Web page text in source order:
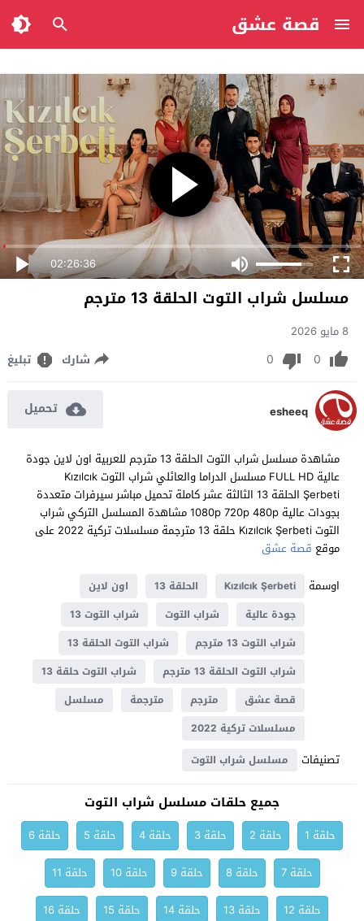
قصة عشق
02:26:36
مسلسل شراب التوت الحلقة 13 مترجم
8 مايو 2026
0
0 شارك تبليغ
esheeq تحميل
مشاهدة مسلسل شراب التوت الحلقة 13 مترجم للعربية اون لاين جودة
عالية FULL HD مسلسل الدراما والعائلي شراب التوت Kızılcık
Şerbeti الحلقة 13 الثالثة عشر كاملة تحميل مباشر سيرفرات متعددة
بجودات عالية 1080p 720p 480p مشاهدة المسلسل التركي شراب
التوت Kızılcık Şerbeti حلقة 13 مترجمة مسلسلات تركية 2022 على
موقع قصة عشق
اوسمة
Kızılcık Şerbeti الحلقة 13
اون لاين
جودة عالية
شراب التوت
شراب التوت 13
شراب التوت 13 مترجم
شراب التوت الحلقة 13
شراب التوت الحلقة 13 مترجم
شراب التوت حلقة 13
قصة عشق
مترجم مترجمة
مسلسل
مسلسلات تركية 2022
تصنيفات مسلسل شراب التوت
جميع حلقات مسلسل شراب التوت
حلقة 1 حلقة 2 حلقة 3 حلقة 4 حلقة 5
حلقة 6
حلقة 7
حلقة 8 حلقة 9 حلقة 10
حلقة 11
حلقة 12
حلقة 13 حلقة 14 حلقة 15
حلقة 16